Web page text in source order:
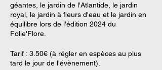
géantes, le jardin de l'Atlantide, le jardin
royal, le jardin à fleurs d'eau et le jardin en
équilibre lors de l'édition 2024 du
Folie'Flore.
Tarif : 3.50€ (à régler en espèces au plus
tard le jour de l'évènement).